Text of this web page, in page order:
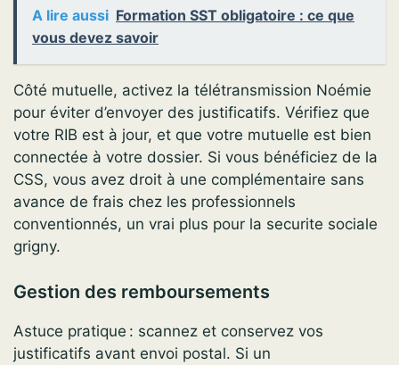
A lire aussi Formation SST obligatoire : ce que
vous devez savoir
Côté mutuelle, activez la télétransmission Noémie
pour éviter d’envoyer des justificatifs. Vérifiez que
votre RIB est à jour, et que votre mutuelle est bien
connectée à votre dossier. Si vous bénéficiez de la
CSS, vous avez droit à une complémentaire sans
avance de frais chez les professionnels
conventionnés, un vrai plus pour la securite sociale
grigny.
Gestion des remboursements
Astuce pratique : scannez et conservez vos
justificatifs avant envoi postal. Si un